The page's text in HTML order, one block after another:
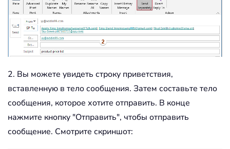
2. Вы можете увидеть строку приветствия,
вставленную в тело сообщения. Затем составьте тело
сообщения, которое хотите отправить. В конце
нажмите кнопку "Отправить", чтобы отправить
сообщение. Смотрите скриншот: